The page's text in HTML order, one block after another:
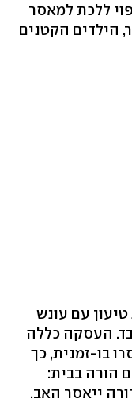
ללכת למאסר
הילדים הקטנים
עם עונש
העסקה כללה
בו-זמנית, כך
הורה בבית:
ייאסר האב.